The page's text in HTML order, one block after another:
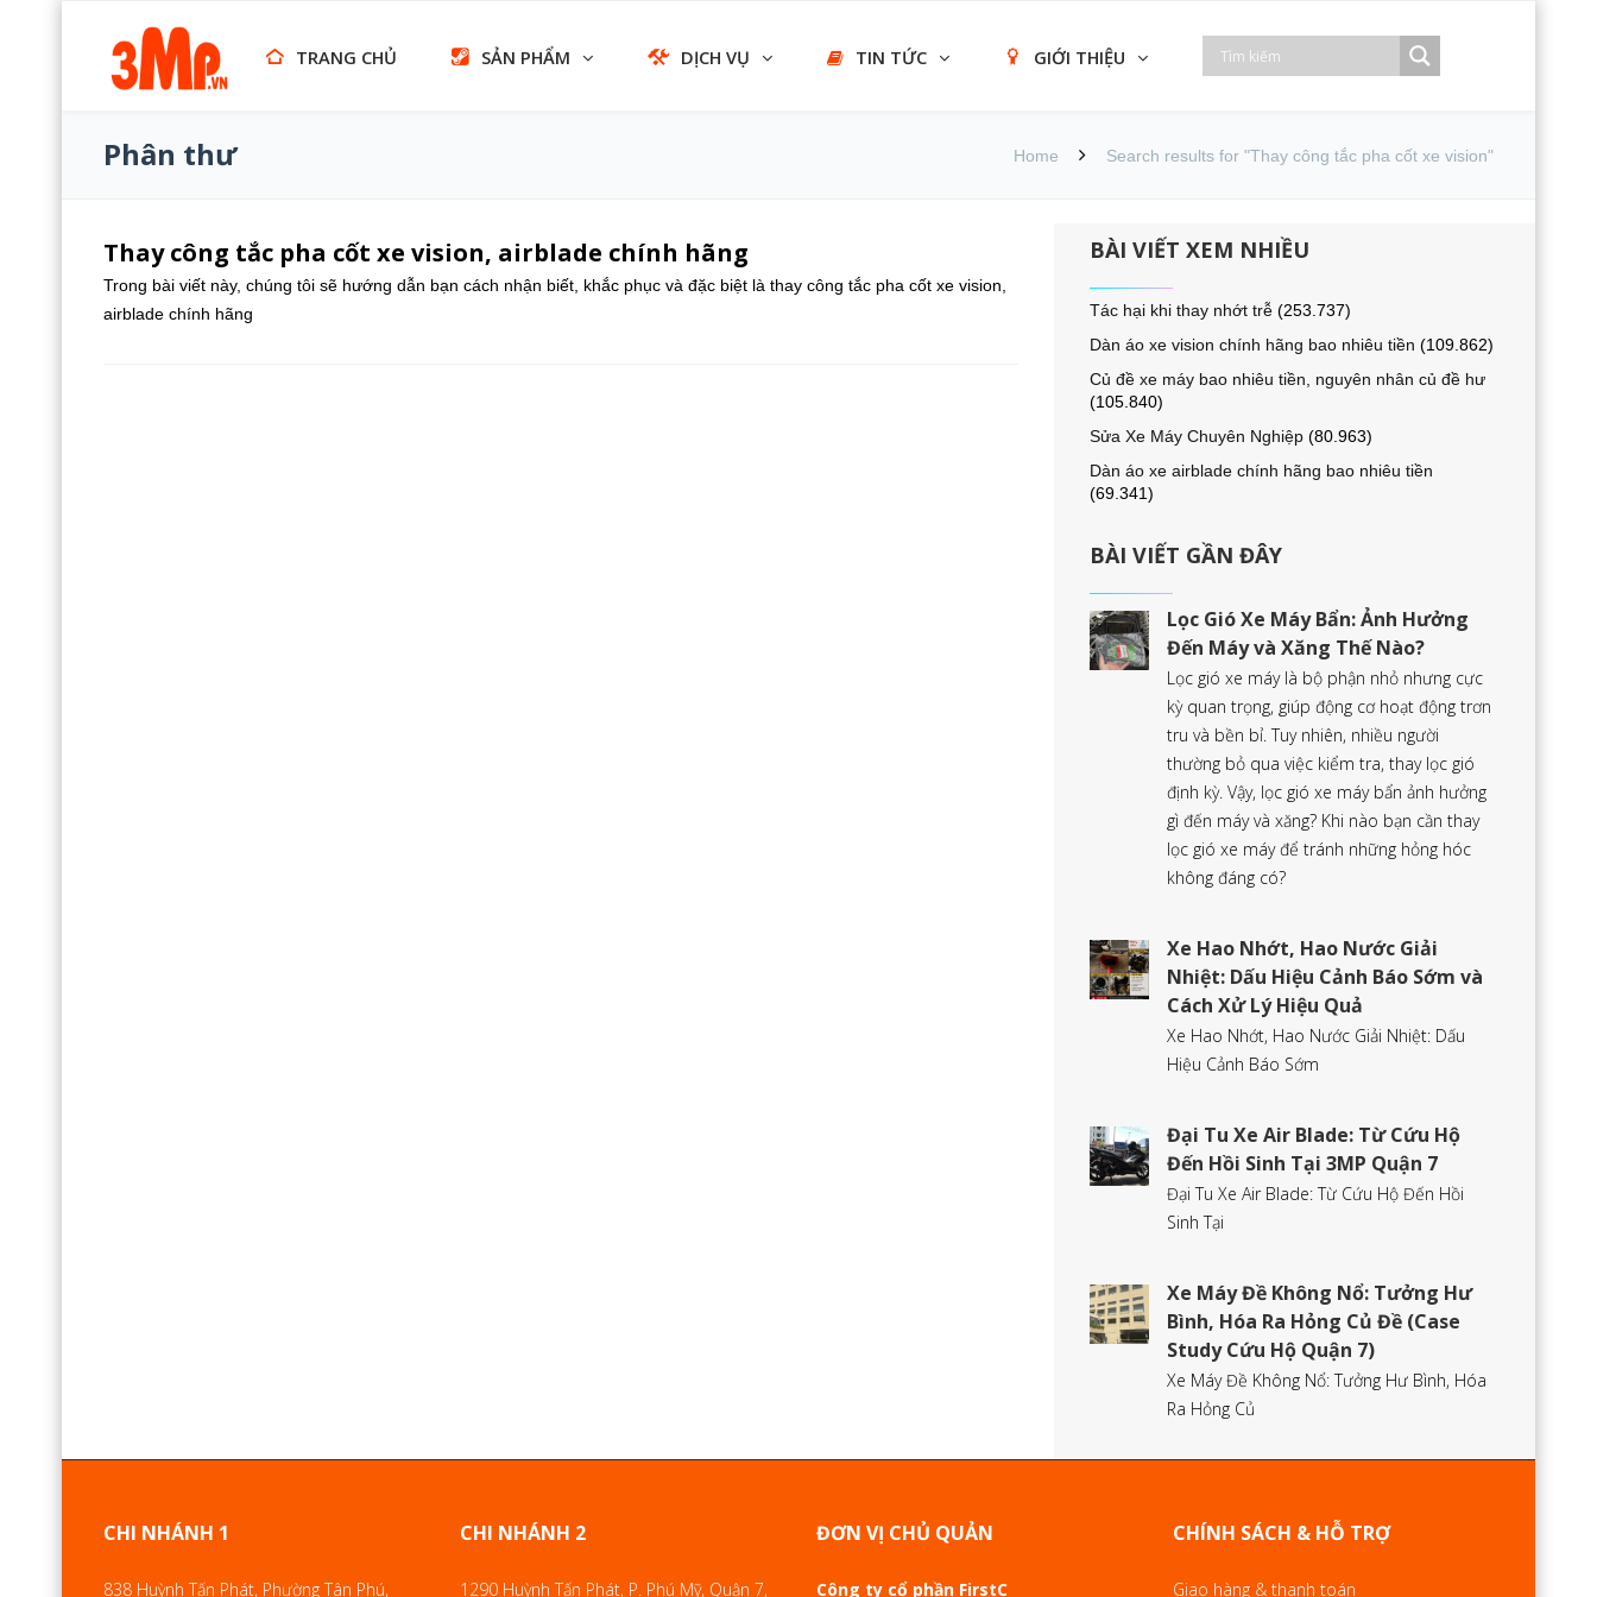
TRANG CHỦ SẢN PHẨM DỊCH VỤ TIN TỨC GIỚI THIỆU
Phân thư Home Search results for "Thay công tắc pha cốt xe vision"
Thay công tắc pha cốt xe vision, airblade chính hãng
Trong bài viết này, chúng tôi sẽ hướng dẫn bạn cách nhận biết, khắc phục và đặc biệt là thay công tắc pha cốt xe vision,
airblade chính hãng
BÀI VIẾT XEM NHIỀU
Tác hại khi thay nhớt trễ (253.737)
Dàn áo xe vision chính hãng bao nhiêu tiền (109.862)
Củ đề xe máy bao nhiêu tiền, nguyên nhân củ đề hư
(105.840)
Sửa Xe Máy Chuyên Nghiệp (80.963)
Dàn áo xe airblade chính hãng bao nhiêu tiền
(69.341)
BÀI VIẾT GẦN ĐÂY
Lọc Gió Xe Máy Bẩn: Ảnh Hưởng
Đến Máy và Xăng Thế Nào?
Lọc gió xe máy là bộ phận nhỏ nhưng cực
kỳ quan trọng, giúp động cơ hoạt động trơn
tru và bền bỉ. Tuy nhiên, nhiều người
thường bỏ qua việc kiểm tra, thay lọc gió
định kỳ. Vậy, lọc gió xe máy bẩn ảnh hưởng
gì đến máy và xăng? Khi nào bạn cần thay
lọc gió xe máy để tránh những hỏng hóc
không đáng có?
Xe Hao Nhớt, Hao Nước Giải
Nhiệt: Dấu Hiệu Cảnh Báo Sớm và
Cách Xử Lý Hiệu Quả
Xe Hao Nhớt, Hao Nước Giải Nhiệt: Dấu
Hiệu Cảnh Báo Sớm
Đại Tu Xe Air Blade: Từ Cứu Hộ
Đến Hồi Sinh Tại 3MP Quận 7
Đại Tu Xe Air Blade: Từ Cứu Hộ Đến Hồi
Sinh Tại
Xe Máy Đề Không Nổ: Tưởng Hư
Bình, Hóa Ra Hỏng Củ Đề (Case
Study Cứu Hộ Quận 7)
Xe Máy Đề Không Nổ: Tưởng Hư Bình, Hóa
Ra Hỏng Củ
CHI NHÁNH 1
838 Huỳnh Tấn Phát, Phường Tân Phú,
CHI NHÁNH 2
1290 Huỳnh Tấn Phát, P. Phú Mỹ, Quận 7,
ĐƠN VỊ CHỦ QUẢN
Công ty cổ phần FirstC
CHÍNH SÁCH & HỖ TRỢ
Giao hàng & thanh toán